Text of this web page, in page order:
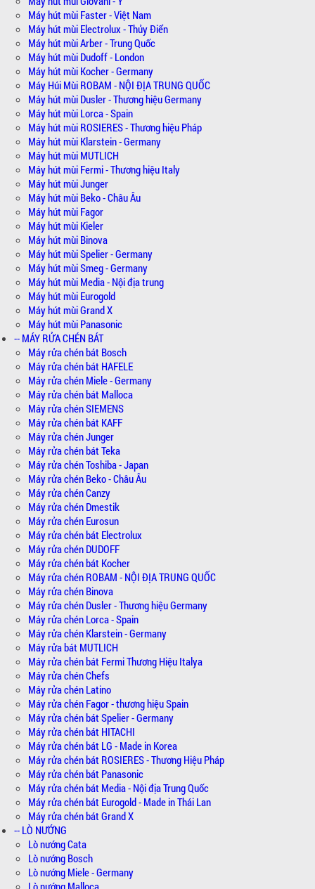
Máy hút mùi Faster - Việt Nam
Máy hút mùi Electrolux - Thủy Điển
Máy hút mùi Arber - Trung Quốc
Máy hút mùi Dudoff - London
Máy hút mùi Kocher - Germany
Máy Húi Mùi ROBAM - NỘI ĐỊA TRUNG QUỐC
Máy hút mùi Dusler - Thương hiệu Germany
Máy hút mùi Lorca - Spain
Máy hút mùi ROSIERES - Thương hiệu Pháp
Máy hút mùi Klarstein - Germany
Máy hút mùi MUTLICH
Máy hút mùi Fermi - Thương hiệu Italy
Máy hút mùi Junger
Máy hút mùi Beko - Châu Âu
Máy hút mùi Fagor
Máy hút mùi Kieler
Máy hút mùi Binova
Máy hút mùi Spelier - Germany
Máy hút mùi Smeg - Germany
Máy hút mùi Media - Nội địa trung
Máy hút mùi Eurogold
Máy hút mùi Grand X
Máy hút mùi Panasonic
-- MÁY RỬA CHÉN BÁT
Máy rửa chén bát Bosch
Máy rửa chén bát HAFELE
Máy rửa chén Miele - Germany
Máy rửa chén bát Malloca
Máy rửa chén SIEMENS
Máy rửa chén bát KAFF
Máy rửa chén Junger
Máy rửa chén bát Teka
Máy rửa chén Toshiba - Japan
Máy rửa chén Beko - Châu Âu
Máy rửa chén Canzy
Máy rửa chén Dmestik
Máy rửa chén Eurosun
Máy rửa chén bát Electrolux
Máy rửa chén DUDOFF
Máy rửa chén bát Kocher
Máy rửa chén ROBAM - NỘI ĐỊA TRUNG QUỐC
Máy rửa chén Binova
Máy rửa chén Dusler - Thương hiệu Germany
Máy rửa chén Lorca - Spain
Máy rửa chén Klarstein - Germany
Máy rửa bát MUTLICH
Máy rửa chén bát Fermi Thương Hiệu Italya
Máy rửa chén Chefs
Máy rửa chén Latino
Máy rửa chén Fagor - thương hiệu Spain
Máy rửa chén bát Spelier - Germany
Máy rửa chén bát HITACHI
Máy rửa chén bát LG - Made in Korea
Máy rửa chén bát ROSIERES - Thương Hiệu Pháp
Máy rửa chén bát Panasonic
Máy rửa chén bát Media - Nội địa Trung Quốc
Máy rửa chén bát Eurogold - Made in Thái Lan
Máy rửa chén bát Grand X
-- LÒ NƯỚNG
Lò nướng Cata
Lò nướng Bosch
Lò nướng Miele - Germany
Lò nướng Malloca